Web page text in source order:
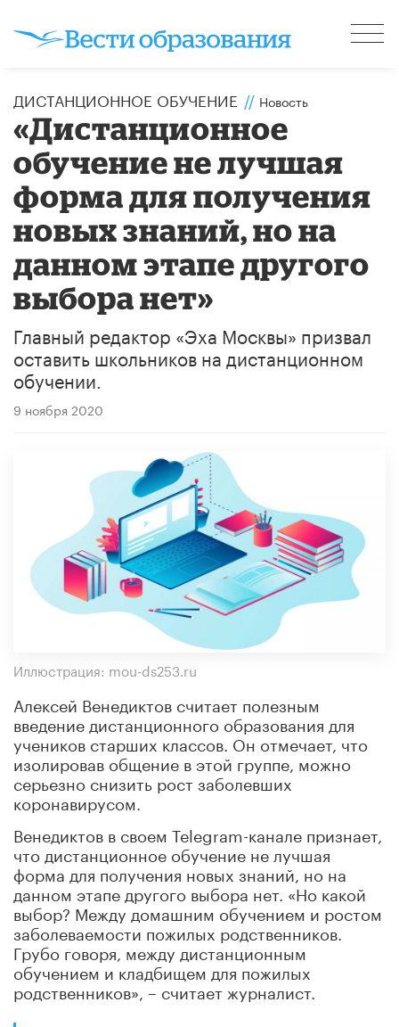
ДИСТАНЦИОННОЕ ОБУЧЕНИЕ // Новость
«Дистанционное
обучение не лучшая
форма для получения
новых знаний, но на
данном этапе другого
выбора нет»
Главный редактор «Эха Москвы» призвал
оставить школьников на дистанционном
обучении.
9 ноября 2020
Иллюстрация: mou-ds253.ru
Алексей Венедиктов считает полезным
введение дистанционного образования для
учеников старших классов. Он отмечает, что
изолировав общение в этой группе, можно
серьезно снизить рост заболевших
коронавирусом.
Венедиктов в своем Telegram-канале признает,
что дистанционное обучение не лучшая
форма для получения новых знаний, но на
данном этапе другого выбора нет. «Но какой
выбор? Между домашним обучением и ростом
заболеваемости пожилых родственников.
Грубо говоря, между дистанционным
обучением и кладбищем для пожилых
родственников», – считает журналист.